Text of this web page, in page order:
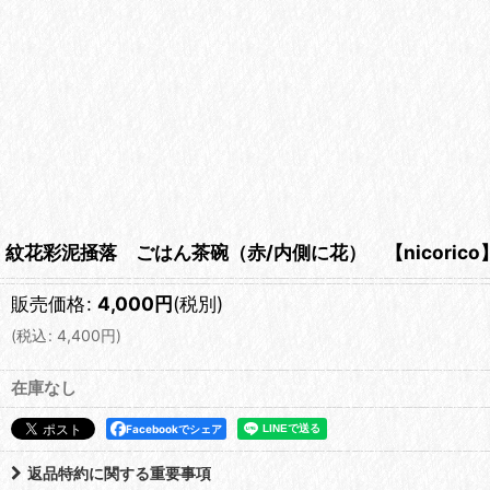
紋花彩泥掻落 ごはん茶碗（赤/内側に花） 【nicorico
販売価格: 4,000円(税別)
(税込: 4,400円)
在庫なし
Facebookでシェア
返品特約に関する重要事項